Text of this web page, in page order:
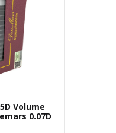
Volume
0.07D